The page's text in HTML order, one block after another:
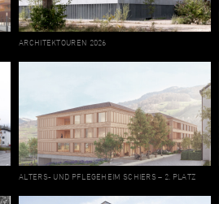
ARCHITEKTOUREN 2026
ALTERS- UND PFLEGEHEIM SCHIERS – 2. PLATZ